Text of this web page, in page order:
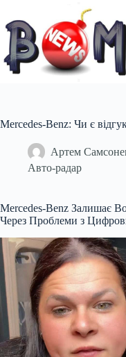
вмісту
Mercedes-Benz: Чи є
Артем
Авто-радар
Mercedes-Benz Залишає
Через Проблеми з